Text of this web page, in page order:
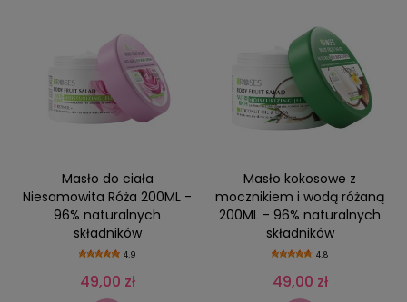
Masło do ciała
Niesamowita Róża 200ML -
96% naturalnych
składników
4.9
49,00 zł
Masło kokosowe z
mocznikiem i wodą różaną
200ML - 96% naturalnych
składników
4.8
49,00 zł